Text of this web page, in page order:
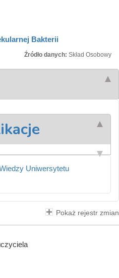
Bakterii
Źródło danych: Skład Osobowy
Uniwersytetu
Pokaż rejestr zmian